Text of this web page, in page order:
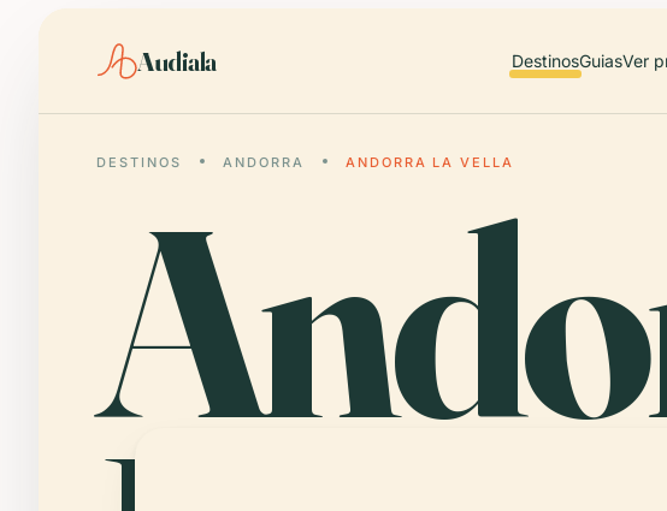
Audiala DestinosGuiasVer
DESTINOS ANDORRA ANDORRA LA VELLA